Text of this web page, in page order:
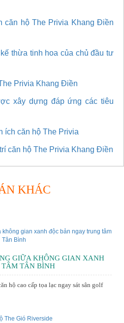
căn hộ The Privia Khang Điền
thừa tinh hoa của chủ đầu tư
Privia Khang Điền
xây dựng đáp ứng các tiêu
ích căn hộ The Privia
căn hộ The Privia Khang Điền
KHÁC
GIỮA KHÔNG GIAN XANH
TÂM TÂN BÌNH
hộ cao cấp tọa lạc ngay sát sân golf